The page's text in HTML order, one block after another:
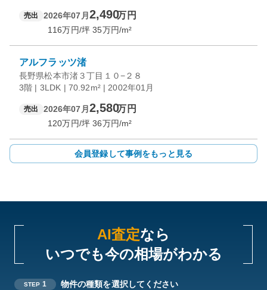
売出 2026年07月 2,490万円
116万円/坪 35万円/m²
アルフラッツ渚
長野県松本市渚３丁目１０−２８
3階 | 3LDK | 70.92m² | 2002年01月
売出 2026年07月 2,580万円
120万円/坪 36万円/m²
会員登録して事例をもっと見る
AI査定なら
いつでも今の相場がわかる
STEP 1 物件の種類を選択してください